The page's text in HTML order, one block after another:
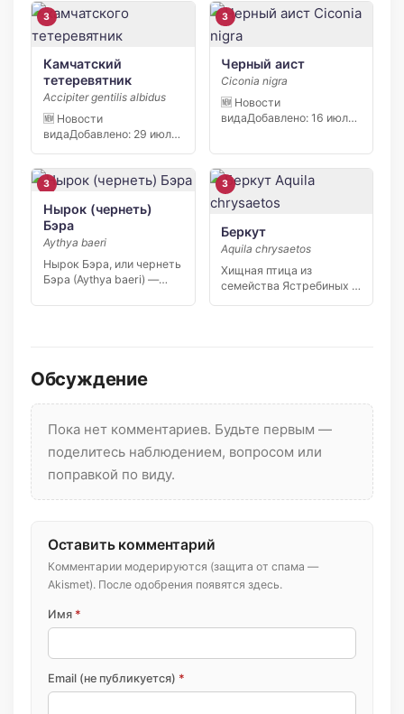
3
Камчатский
тетеревятник
Accipiter gentilis albidus
🆕 Новости
видаДобавлено: 29 июля
Северо-Западного
управления…
3
Черный аист
Ciconia nigra
🆕 Новости
видаДобавлено: 16 июля
3
Нырок (чернеть)
Бэра
Aythya baeri
Нырок Бэра, или чернеть
Бэра (Aythya baeri) —
3
Беркут
Aquila chrysaetos
Хищная птица из
семейства Ястребиных –
Обсуждение
Пока нет комментариев. Будьте первым —
поделитесь наблюдением, вопросом или
поправкой по виду.
Оставить комментарий
Комментарии модерируются (защита от спама —
Akismet). После одобрения появятся здесь.
Имя *
Email (не публикуется) *